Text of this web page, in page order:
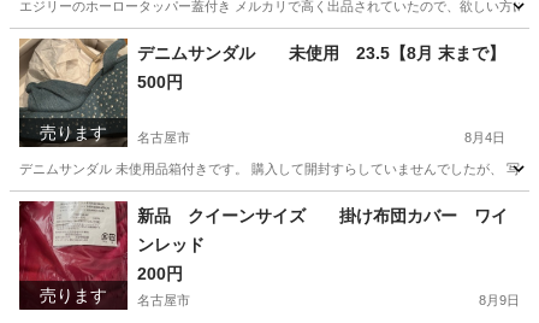
エジリーのホーロータッパー蓋付き メルカリで高く出品されていたので、欲しい方に
愛知 名古屋市 調理器具
売ります
デニムサンダル 未使用 23.5【8月 末まで】
500円
名古屋市 8月4日
デニムサンダル 未使用品箱付きです。 購入して開封すらしていませんでしたが、 写
愛知 名古屋市 靴
売ります
新品 クイーンサイズ 掛け布団カバー ワイ
ンレッド
200円
名古屋市 8月9日